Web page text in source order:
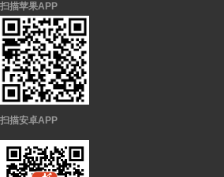
扫描苹果APP
扫描安卓APP